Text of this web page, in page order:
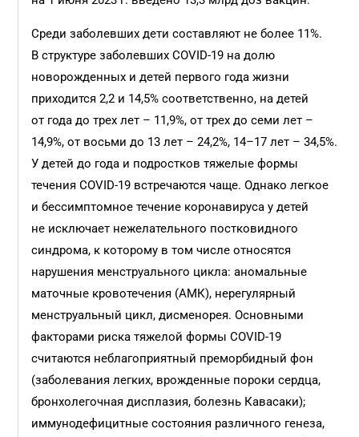
Среди заболевших дети составляют не более 11%.
В структуре заболевших COVID-19 на долю
новорожденных и детей первого года жизни
приходится 2,2 и 14,5% соответственно, на детей
от года до трех лет – 11,9%, от трех до семи лет –
14,9%, от восьми до 13 лет – 24,2%, 14–17 лет – 34,5%.
У детей до года и подростков тяжелые формы
течения COVID-19 встречаются чаще. Однако легкое
и бессимптомное течение коронавируса у детей
не исключает нежелательного постковидного
синдрома, к которому в том числе относятся
нарушения менструального цикла: аномальные
маточные кровотечения (АМК), нерегулярный
менструальный цикл, дисменорея. Основными
факторами риска тяжелой формы COVID-19
считаются неблагоприятный преморбидный фон
(заболевания легких, врожденные пороки сердца,
бронхолегочная дисплазия, болезнь Кавасаки);
иммунодефицитные состояния различного генеза,